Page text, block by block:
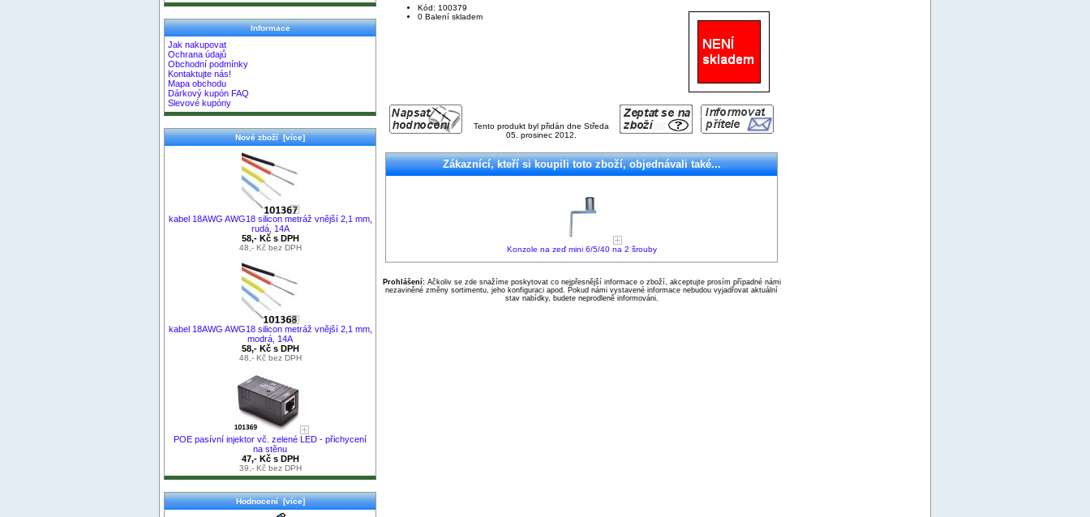
Informace
Jak nakupovat
Ochrana údajů
Obchodní podmínky
Kontaktujte nás!
Mapa obchodu
Dárkový kupón FAQ
Slevové kupóny
Nové zboží [více]
kabel 18AWG AWG18 silicon metráž vnější 2,1 mm,
rudá, 14A
58,- Kč s DPH
48,- Kč bez DPH
kabel 18AWG AWG18 silicon metráž vnější 2,1 mm,
modrá, 14A
58,- Kč s DPH
48,- Kč bez DPH
POE pasívní injektor vč. zelené LED - přichycení
na stěnu
47,- Kč s DPH
39,- Kč bez DPH
Hodnocení [více]
Kód: 100379
0 Balení skladem
Tento produkt byl přidán dne Středa
05. prosinec 2012.
Zákaznící, kteří si koupili toto zboží, objednávali také...
Konzole na zeď mini 6/5/40 na 2 šrouby
Prohlášení:Ačkoliv se zde snažíme poskytovat co nejpřesnější informace o zboží, akceptujte prosím případné námi
nezaviněné změny sortimentu, jeho konfiguraci apod. Pokud námi vystavené informace nebudou vyjadřovat aktuální
stav nabídky, budete neprodleně informováni.